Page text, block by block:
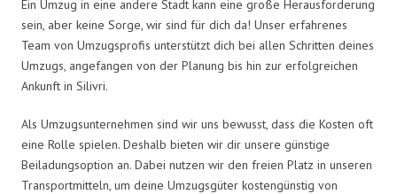
Ein Umzug in eine andere Stadt kann eine große Herausforderung
sein, aber keine Sorge, wir sind für dich da! Unser erfahrenes
Team von Umzugsprofis unterstützt dich bei allen Schritten deines
Umzugs, angefangen von der Planung bis hin zur erfolgreichen
Ankunft in Silivri.
Als Umzugsunternehmen sind wir uns bewusst, dass die Kosten oft
eine Rolle spielen. Deshalb bieten wir dir unsere günstige
Beiladungsoption an. Dabei nutzen wir den freien Platz in unseren
Transportmitteln, um deine Umzugsgüter kostengünstig von